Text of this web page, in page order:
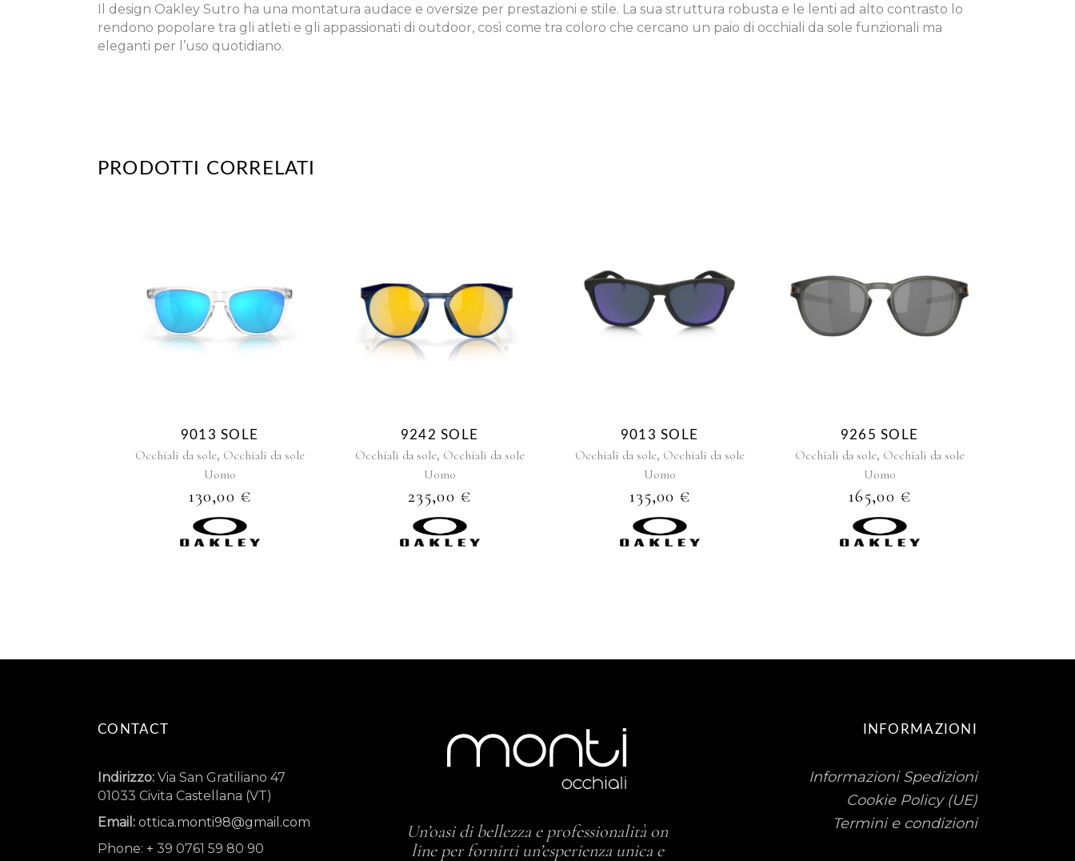
Il design Oakley Sutro ha una montatura audace e oversize per prestazioni e stile. La sua struttura robusta e le lenti ad alto contrasto lo
rendono popolare tra gli atleti e gli appassionati di outdoor, così come tra coloro che cercano un paio di occhiali da sole funzionali ma
eleganti per l’uso quotidiano.
PRODOTTI CORRELATI
9013 SOLE
Occhiali da sole, Occhiali da sole
Uomo
130,00 €
9242 SOLE
Occhiali da sole, Occhiali da sole
Uomo
235,00 €
9013 SOLE
Occhiali da sole, Occhiali da sole
Uomo
135,00 €
9265 SOLE
Occhiali da sole, Occhiali da sole
Uomo
165,00 €
CONTACT
Indirizzo: Via San Gratiliano 47
01033 Civita Castellana (VT)
Email: ottica.monti98@gmail.com
Phone: + 39 0761 59 80 90
Un’oasi di bellezza e professionalità on
line per fornirti un’esperienza unica e
INFORMAZIONI
Informazioni Spedizioni
Cookie Policy (UE)
Termini e condizioni